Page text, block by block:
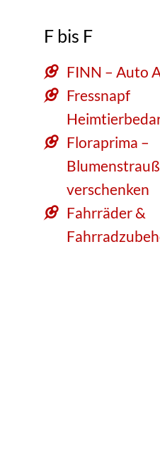
F bis F
FINN – Auto
Fressnapf
Floraprima –
Blumenstrauß
verschenken
Fahrräder &